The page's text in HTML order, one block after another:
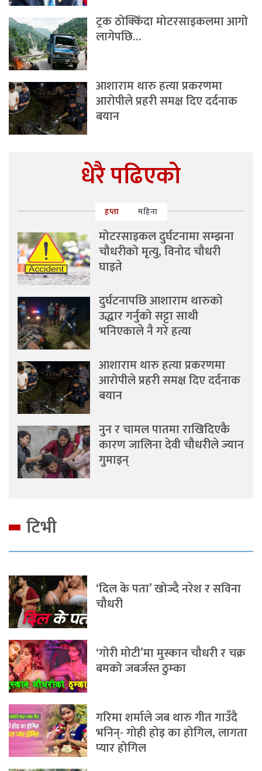
ट्रक ठोक्किँदा मोटरसाइकलमा आगो
लागेपछि…
आशाराम थारु हत्या प्रकरणमा
आरोपीले प्रहरी समक्ष दिए दर्दनाक
बयान
धेरै पढिएको
हप्ता महिना
मोटरसाइकल दुर्घटनामा सम्झना
चौधरीको मृत्यु, विनोद चौधरी
घाइते
दुर्घटनापछि आशाराम थारुको
उद्धार गर्नुको सट्टा साथी
भनिएकाले नै गरे हत्या
आशाराम थारु हत्या प्रकरणमा
आरोपीले प्रहरी समक्ष दिए दर्दनाक
बयान
नुन र चामल पातमा राखिदिएकै
कारण जालिना देवी चौधरीले ज्यान
गुमाइन्
टिभी
‘दिल के पता’ खोज्दै नरेश र सविना
चौधरी
‘गोरी मोटी’मा मुस्कान चौधरी र चक्र
बमको जबर्जस्त ठुम्का
गरिमा शर्माले जब थारु गीत गाउँदै
भनिन्- गोही होइ का होगिल, लागता
प्यार होगिल